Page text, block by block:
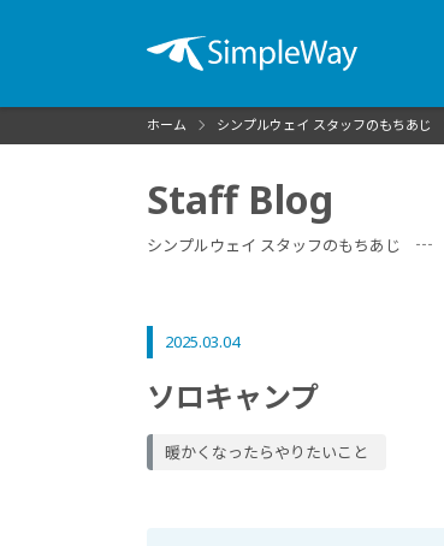
ホーム シンプルウェイ スタッフのもちあじ
Staff Blog
シンプルウェイ スタッフのもちあじ
2025.03.04
ソロキャンプ
暖かくなったらやりたいこと